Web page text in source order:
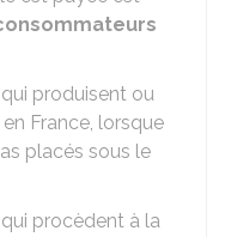
produisent ou
France, lorsque
placés sous le
procèdent à la